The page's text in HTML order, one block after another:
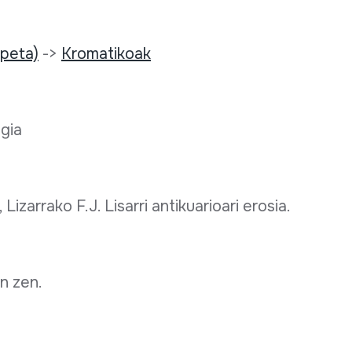
-> Kromatikoak
F.J. Lisarri antikuarioari erosia.
zen.